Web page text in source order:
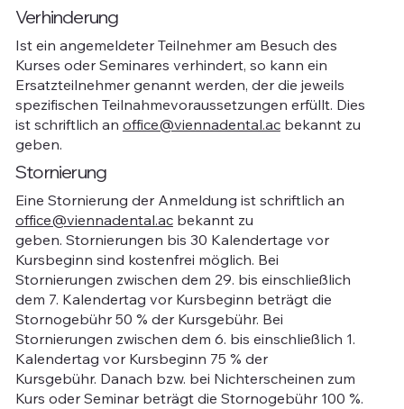
Verhinderung
Ist ein angemeldeter Teilnehmer am Besuch des
Kurses oder Seminares verhindert, so kann ein
Ersatzteilnehmer genannt werden, der die jeweils
spezifischen Teilnahmevoraussetzungen erfüllt. Dies
ist schriftlich an office@viennadental.acbekannt zu
geben.
Stornierung
Eine Stornierung der Anmeldung ist schriftlich an
office@viennadental.acbekannt zu
geben. Stornierungen bis 30 Kalendertage vor
Kursbeginn sind kostenfrei möglich. Bei
Stornierungen zwischen dem 29. bis einschließlich
dem 7. Kalendertag vor Kursbeginn beträgt die
Stornogebühr 50 % der Kursgebühr. Bei
Stornierungen zwischen dem 6. bis einschließlich 1.
Kalendertag vor Kursbeginn 75 % der
Kursgebühr. Danach bzw. bei Nichterscheinen zum
Kurs oder Seminar beträgt die Stornogebühr 100 %.